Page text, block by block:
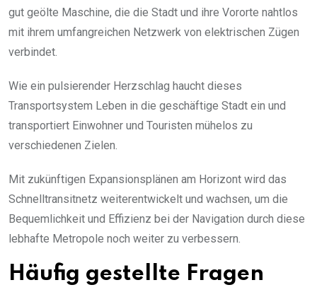
gut geölte Maschine, die die Stadt und ihre Vororte nahtlos
mit ihrem umfangreichen Netzwerk von elektrischen Zügen
verbindet.
Wie ein pulsierender Herzschlag haucht dieses
Transportsystem Leben in die geschäftige Stadt ein und
transportiert Einwohner und Touristen mühelos zu
verschiedenen Zielen.
Mit zukünftigen Expansionsplänen am Horizont wird das
Schnelltransitnetz weiterentwickelt und wachsen, um die
Bequemlichkeit und Effizienz bei der Navigation durch diese
lebhafte Metropole noch weiter zu verbessern.
Häufig gestellte Fragen